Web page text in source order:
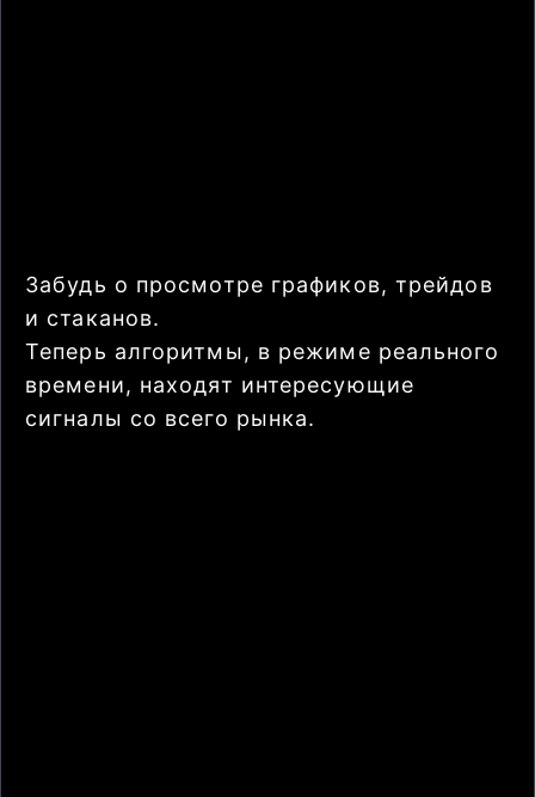
Забудь о просмотре графиков, трейдов
и стаканов.
Теперь алгоритмы, в режиме реального
времени, находят интересующие
сигналы со всего рынка.